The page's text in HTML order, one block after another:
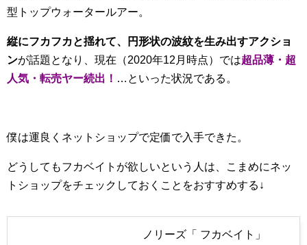
型トップウォータールアー。
縦にフカフカと揺れて、円形状の波紋を生み出すアクショ
ンが話題となり、現在（2020年12月時点）では超品薄・超
人気・転売ヤー続出！ …といった状況である。
僕は運良くネットショップで定価で入手できた。
どうしてもフカベイトが欲しいという人は、こまめにネッ
トショップをチェックしておくことをおすすめする↓
ノリーズ「 フカベイト」